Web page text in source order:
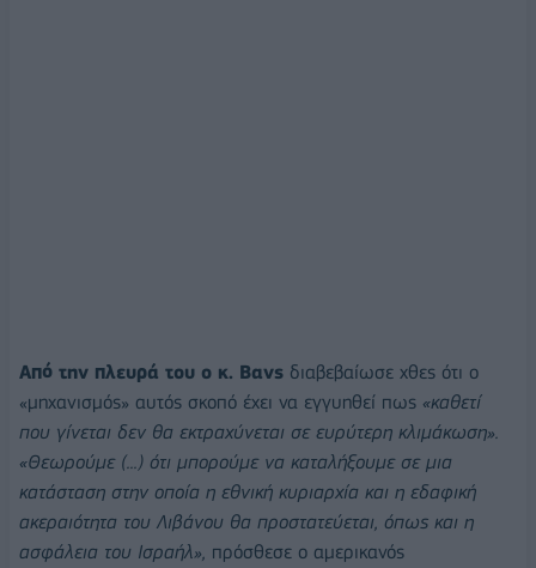
Από την πλευρά του ο κ. Βανς διαβεβαίωσε χθες ότι ο
«μηχανισμός» αυτός σκοπό έχει να εγγυηθεί πως «καθετί
που γίνεται δεν θα εκτραχύνεται σε ευρύτερη κλιμάκωση».
«Θεωρούμε (...) ότι μπορούμε να καταλήξουμε σε μια
κατάσταση στην οποία η εθνική κυριαρχία και η εδαφική
ακεραιότητα του Λιβάνου θα προστατεύεται, όπως και η
ασφάλεια του Ισραήλ», πρόσθεσε ο αμερικανός